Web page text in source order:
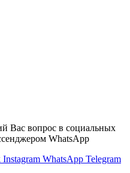
Вас вопрос в социальных
WhatsApp
Instagram WhatsApp Telegram